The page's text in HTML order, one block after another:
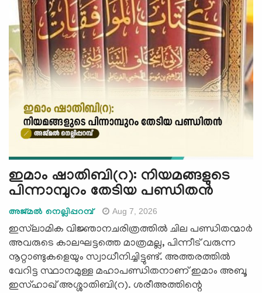
e
N
a
v
i
g
t
o
ഇമാം ഷാതിബി(റ): നിയമങ്ങളുടെ
പിന്നാമ്പുറം തേടിയ പണ്ഡിതൻ
അജ്മല്‍ നെല്ലിപ്പറമ്പ് Aug 7, 2026
ഇസ്‌ലാമിക വിജ്ഞാനചരിത്രത്തിൽ ചില പണ്ഡിതന്മാർ
അവരുടെ കാലഘട്ടത്തെ മാത്രമല്ല, പിന്നീട് വരുന്ന
നൂറ്റാണ്ടുകളെയും സ്വാധീനിച്ചിട്ടുണ്ട്. അത്തരത്തിൽ
വേറിട്ട സ്ഥാനമുള്ള മഹാപണ്ഡിതനാണ് ഇമാം അബൂ
ഇസ്ഹാഖ് അശ്ശാതിബി(റ). ശരീഅത്തിന്റെ